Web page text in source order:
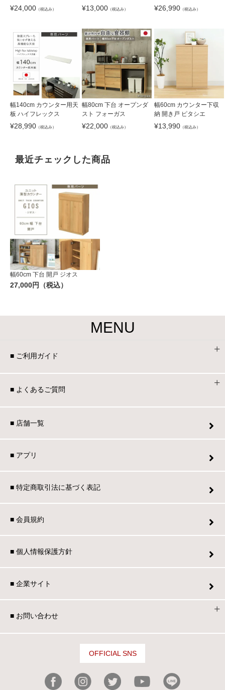
ダー）
¥24,000 （税込み） ¥13,000 （税込み） ¥26,990（税込み）
幅140cm カウンター用天
板 ハイフレックス
¥28,990 （税込み）
幅80cm 下台 オープンダ
スト フォーガス
¥22,000 （税込み）
幅60cm カウンター下収
納 開き戸 ピタシエ
¥13,990（税込み）
最近チェックした商品
幅60cm 下台 開戸 ジオス
27,000円（税込）
MENU
■ ご利用ガイド
■ よくあるご質問
■ 店舗一覧
■ アプリ
■ 特定商取引法に基づく表記
■ 会員規約
■ 個人情報保護方針
■ 企業サイト
■ お問い合わせ
OFFICIAL SNS